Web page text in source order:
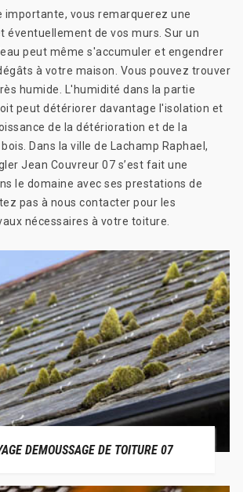
importante, vous remarquerez une
éventuellement de vos murs. Sur un
peut même s'accumuler et engendrer
à votre maison. Vous pouvez trouver
humide. L'humidité dans la partie
peut détériorer davantage l'isolation et
de la détérioration et de la
Dans la ville de Lachamp Raphael,
Jean Couvreur 07 s’est fait une
le domaine avec ses prestations de
pas à nous contacter pour les
nécessaires à votre toiture.
DEMOUSSAGE DE TOITURE 07